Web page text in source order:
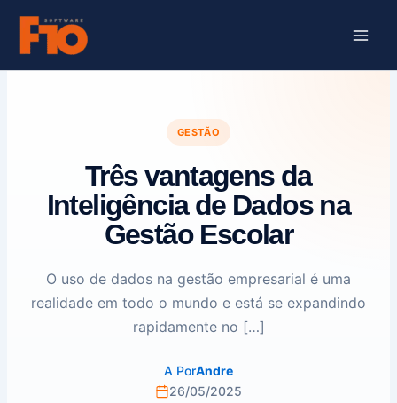
conteúdo
GESTÃO
Três vantagens da
Inteligência de Dados na
Gestão Escolar
O uso de dados na gestão empresarial é uma
realidade em todo o mundo e está se expandindo
rapidamente no […]
A PorAndre
26/05/2025